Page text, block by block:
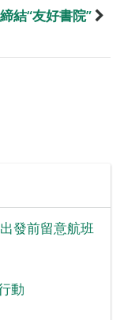
結“友好書院”
發前留意航班
動